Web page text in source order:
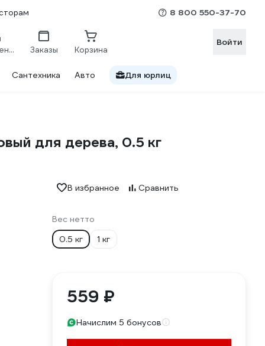
8 800 550-37-70
Сравнение Заказы Корзина
Войти
Сантехника Авто Для юрлиц
для дерева, 0.5 кг
В избранное Сравнить
Вес нетто
0.5 кг
1 кг
559 ₽
Начислим 5 бонусов